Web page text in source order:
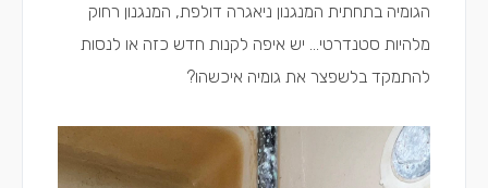
הגומיה בתחתית המנגנון ניאגרה דולפת, המנגנון רחוק
מלהיות סטנדרטי... יש איפה לקנות חדש כזה או לנסות
להתמקד בלשפצר את גומיה איכשהו?